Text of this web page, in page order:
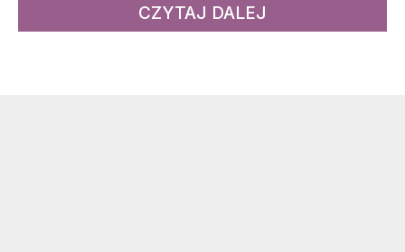
CZYTAJ DALEJ